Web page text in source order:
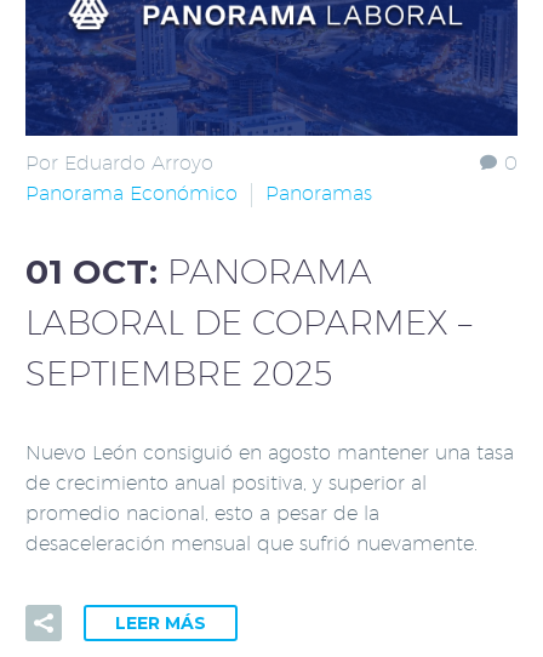
0
Por Eduardo Arroyo
Panorama Económico
Panoramas
01 OCT: PANORAMA
LABORAL DE COPARMEX –
SEPTIEMBRE 2025
Nuevo León consiguió en agosto mantener una tasa
de crecimiento anual positiva, y superior al
promedio nacional, esto a pesar de la
desaceleración mensual que sufrió nuevamente.
LEER MÁS